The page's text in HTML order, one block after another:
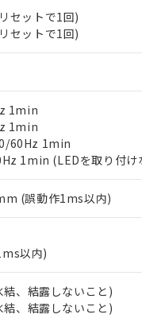
セットで1回)
セットで1回)
1min
1min
60Hz 1min
1min (LEDを取り付け
(誤動作1ms以内)
以内)
、結露しないこと)
、結露しないこと)
機器事業取扱商品の当
照会結果は、記載して
点での実際の在庫およ
準価格はお客様のお取
さい。
や当社販売拠点は「
結果を当社の事前の承
スト作成サービス）を
。
上で当社にご登録され
スに関するお客様との
以下、 カドミウム(Cd)
リ臭化ビフェニル類(PBB)
別名：DOP) 1000ppm以
制御機器に対する適用除外項目
により、予定月が前後す
ード
含有証明書
基準）
が中国RoHSの基準値を
売部門へお問い合わせく
、 Cd(カドミウム) : 100ppm
ポリ臭化ビフェニル類) :
DIBP(フタル酸ジイソブチル) :
ル)) : 1000ppm
おいて有害物質が外部
売部門へお問い合わせく
のうち、外国為替およ
の提供する場合は、日
とります。
る場合は、完全に破砕
せん。
者に販売する場合は、
び販売に係わる関係者
合意する
あり
が在庫あり
庫状況については、お